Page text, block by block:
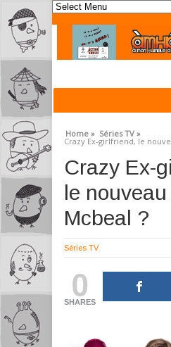
Home » Séries TV »
Crazy Ex-girlfriend, le
Crazy Ex-
le
Mcbeal ?
Séries TV
0
SHARES